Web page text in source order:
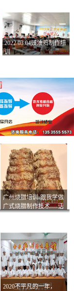
2022.03.04豉油鸡制作培
训
广州烧腊培训-跟我学做
广式烧腊制作技术----话
2020不平凡的一年，